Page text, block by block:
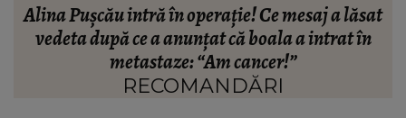
Paula Chirilă, mai îndrăgostită ca niciodată! Ce
mesaj i-a transmis partenerului ei: „Nici nu
contează unde suntem, lângă tine mă simt
acasă!”
RECOMANDĂRI